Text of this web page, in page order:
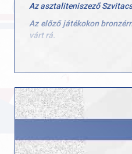
Az asztaliteniszező
Az előző játékokon
várt rá.
Extraliga-bronzérmes Győri
"Nyilván nagy terhet
akkor ki fogja ezt elhinni?
Minden sportoló így
párosmérkőzést, majd